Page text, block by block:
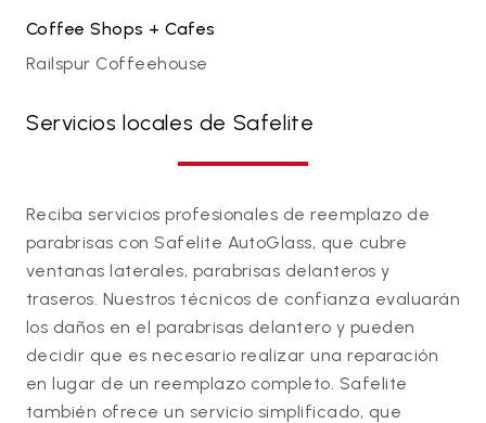
Coffee Shops + Cafes
Railspur Coffeehouse
Servicios locales de Safelite
Reciba servicios profesionales de reemplazo de
parabrisas con Safelite AutoGlass, que cubre
ventanas laterales, parabrisas delanteros y
traseros. Nuestros técnicos de confianza evaluarán
los daños en el parabrisas delantero y pueden
decidir que es necesario realizar una reparación
en lugar de un reemplazo completo. Safelite
también ofrece un servicio simplificado, que